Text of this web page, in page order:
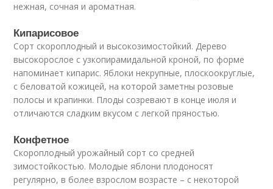
нежная, сочная и ароматная.
Кипарисовое
Сорт скороплодный и высокозимостойкий. Дерево
высокорослое с узкопирамидальной кроной, по форме
напоминает кипарис. Яблоки некрупные, плоскоокруглые,
с беловатой кожицей, на которой заметны розовые
полосы и крапинки. Плоды созревают в конце июля и
отличаются сладким вкусом с легкой пряностью.
Конфетное
Скороплодный урожайный сорт со средней
зимостойкостью. Молодые яблони плодоносят
регулярно, в более взрослом возрасте – с некоторой